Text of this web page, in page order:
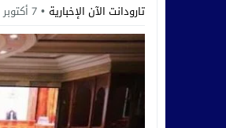
تارودانت الآن الإخبارية 7 أكتوبر 2021